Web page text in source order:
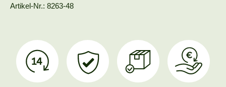
Artikel-Nr.: 8263-48